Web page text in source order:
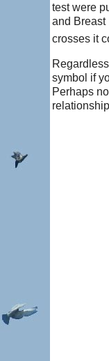
test were
and
crosses it
symbol if
Perhaps